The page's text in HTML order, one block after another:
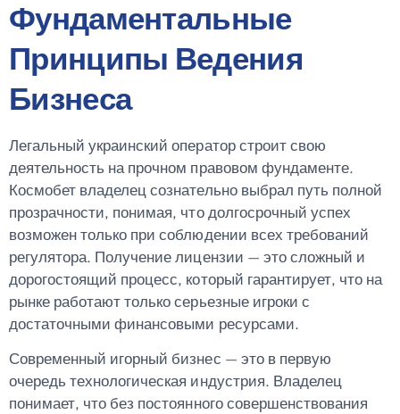
Фундаментальные
Принципы Ведения
Бизнеса
Легальный украинский оператор строит свою
деятельность на прочном правовом фундаменте.
Космобет владелец сознательно выбрал путь полной
прозрачности, понимая, что долгосрочный успех
возможен только при соблюдении всех требований
регулятора. Получение лицензии — это сложный и
дорогостоящий процесс, который гарантирует, что на
рынке работают только серьезные игроки с
достаточными финансовыми ресурсами.
Современный игорный бизнес — это в первую
очередь технологическая индустрия. Владелец
понимает, что без постоянного совершенствования